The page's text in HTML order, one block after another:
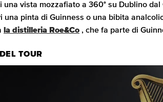
una vista mozzafiato a 360° su Dublino dal
una pinta di Guinness o una bibita
la distilleria Roe&Co , che fa parte di
TOUR